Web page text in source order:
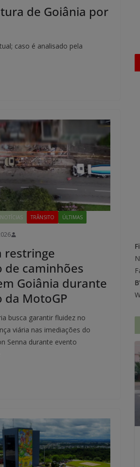
de Goiânia por
caso é analisado pela
NOTÍCIAS TRÂNSITO ÚLTIMAS
restringe
de caminhões
Goiânia durante
da MotoGP
busca garantir fluidez no
viária nas imediações do
Senna durante evento